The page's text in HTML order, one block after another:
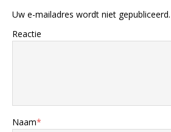
Uw e-mailadres wordt niet gepubliceerd.
Reactie
Naam*